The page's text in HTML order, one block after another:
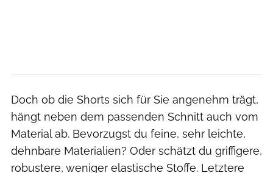
Doch ob die Shorts sich für Sie angenehm trägt,
hängt neben dem passenden Schnitt auch vom
Material ab. Bevorzugst du feine, sehr leichte,
dehnbare Materialien? Oder schätzt du griffigere,
robustere, weniger elastische Stoffe. Letztere